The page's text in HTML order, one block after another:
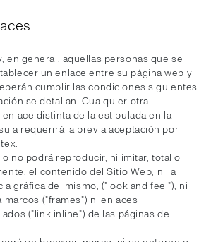
en general, aquellas personas que se
un enlace entre su página web y
cumplir las condiciones siguientes
se detallan. Cualquier otra
distinta de la estipulada en la
requerirá la previa aceptación por
no podrá reproducir, ni imitar, total o
el contenido del Sitio Web, ni la
gráfica del mismo, ("look and feel"), ni
marcos ("frames") ni enlaces
("link inline") de las páginas de